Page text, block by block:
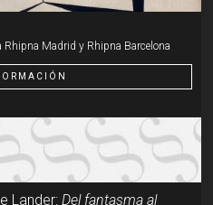
Rhipna Madrid y Rhipna Barcelona
Lander:Del fantasma al